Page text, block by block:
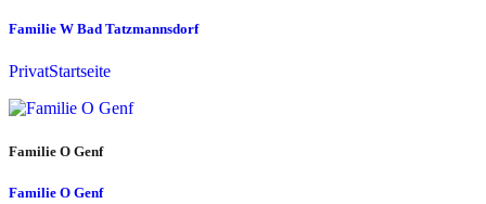
Familie W Bad Tatzmannsdorf
PrivatStartseite
Familie O Genf
Familie O Genf